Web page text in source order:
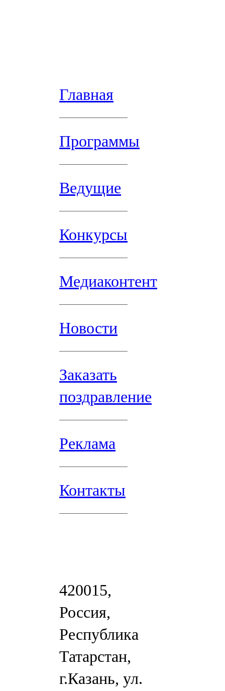
Главная
Программы
Ведущие
Конкурсы
Медиаконтент
Новости
Заказать
поздравление
Реклама
Контакты
420015,
Россия,
Республика
Татарстан,
г.Казань, ул.